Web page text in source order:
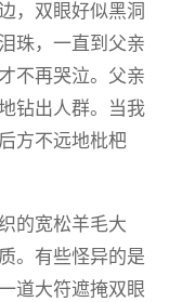
，双眼好似黑洞
珠，一直到父亲
不再哭泣。父亲
钻出人群。当我
方不远地枇杷
的宽松羊毛大
。有些怪异的是
道大符遮掩双眼